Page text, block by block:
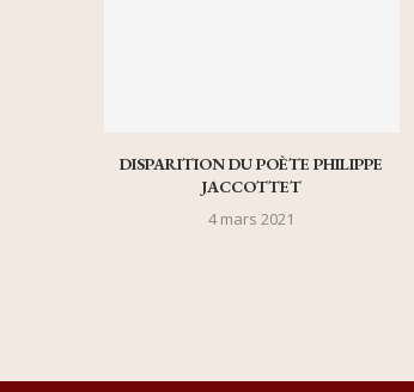
DISPARITION DU POÈTE PHILIPPE
JACCOTTET
4 mars 2021